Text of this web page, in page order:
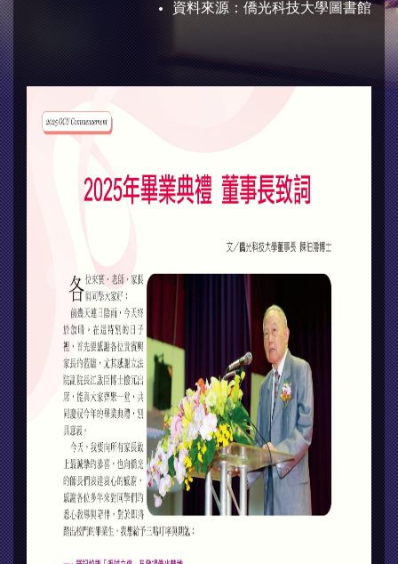
資料來源： 僑光科技大學圖書館